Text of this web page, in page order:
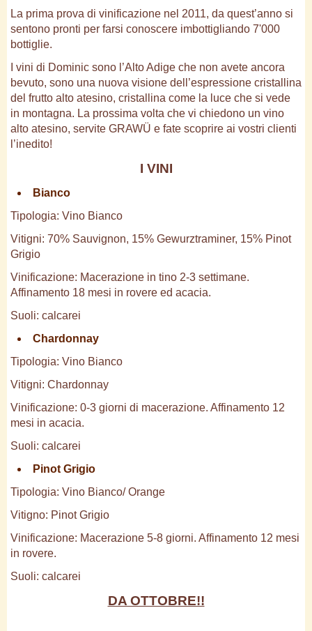
La prima prova di vinificazione nel 2011, da quest’anno si
sentono pronti per farsi conoscere imbottigliando 7'000
bottiglie.
I vini di Dominic sono l’Alto Adige che non avete ancora
bevuto, sono una nuova visione dell’espressione cristallina
del frutto alto atesino, cristallina come la luce che si vede
in montagna. La prossima volta che vi chiedono un vino
alto atesino, servite GRAWÜ e fate scoprire ai vostri clienti
l’inedito!
I VINI
Bianco
Tipologia: Vino Bianco
Vitigni: 70% Sauvignon, 15% Gewurztraminer, 15% Pinot
Grigio
Vinificazione: Macerazione in tino 2-3 settimane.
Affinamento 18 mesi in rovere ed acacia.
Suoli: calcarei
Chardonnay
Tipologia: Vino Bianco
Vitigni: Chardonnay
Vinificazione: 0-3 giorni di macerazione. Affinamento 12
mesi in acacia.
Suoli: calcarei
Pinot Grigio
Tipologia: Vino Bianco/ Orange
Vitigno: Pinot Grigio
Vinificazione: Macerazione 5-8 giorni. Affinamento 12 mesi
in rovere.
Suoli: calcarei
DA OTTOBRE!!